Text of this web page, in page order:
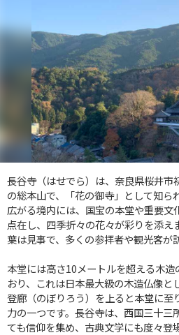
長谷寺（はせでら）は、奈良県桜井市
の総本山で、「花の御寺」として知ら
広がる境内には、国宝の本堂や重要
点在し、四季折々の花々が彩りを添え
葉は見事で、多くの参拝者や観光客が
本堂には高さ10メートルを超える木
おり、これは日本最大級の木造仏像と
登廊（のぼりろう）を上ると本堂に至
力の一つです。長谷寺は、西国三十三
ても信仰を集め、古典文学にも度々登